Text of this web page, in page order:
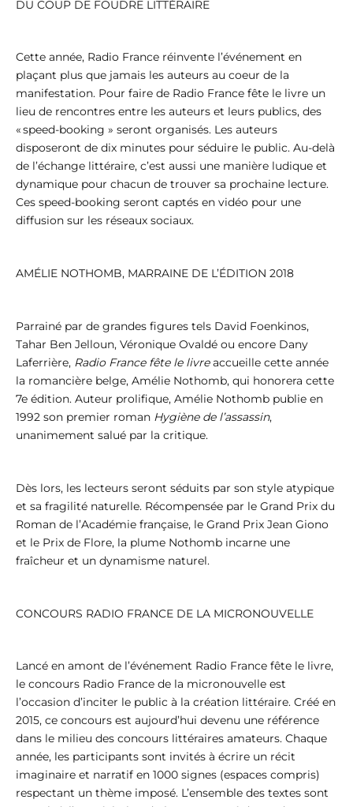
DU COUP DE FOUDRE LITTÉRAIRE
Cette année, Radio France réinvente l’événement en
plaçant plus que jamais les auteurs au coeur de la
manifestation. Pour faire de Radio France fête le livre un
lieu de rencontres entre les auteurs et leurs publics, des
« speed-booking » seront organisés. Les auteurs
disposeront de dix minutes pour séduire le public. Au-delà
de l’échange littéraire, c’est aussi une manière ludique et
dynamique pour chacun de trouver sa prochaine lecture.
Ces speed-booking seront captés en vidéo pour une
diffusion sur les réseaux sociaux.
AMÉLIE NOTHOMB, MARRAINE DE L’ÉDITION 2018
Parrainé par de grandes figures tels David Foenkinos,
Tahar Ben Jelloun, Véronique Ovaldé ou encore Dany
Laferrière, Radio France fête le livreaccueille cette année
la romancière belge, Amélie Nothomb, qui honorera cette
7e édition. Auteur prolifique, Amélie Nothomb publie en
1992 son premier roman Hygiène de l’assassin,
unanimement salué par la critique.
Dès lors, les lecteurs seront séduits par son style atypique
et sa fragilité naturelle. Récompensée par le Grand Prix du
Roman de l’Académie française, le Grand Prix Jean Giono
et le Prix de Flore, la plume Nothomb incarne une
fraîcheur et un dynamisme naturel.
CONCOURS RADIO FRANCE DE LA MICRONOUVELLE
Lancé en amont de l’événement Radio France fête le livre,
le concours Radio France de la micronouvelle est
l’occasion d’inciter le public à la création littéraire. Créé en
2015, ce concours est aujourd’hui devenu une référence
dans le milieu des concours littéraires amateurs. Chaque
année, les participants sont invités à écrire un récit
imaginaire et narratif en 1000 signes (espaces compris)
respectant un thème imposé. L’ensemble des textes sont